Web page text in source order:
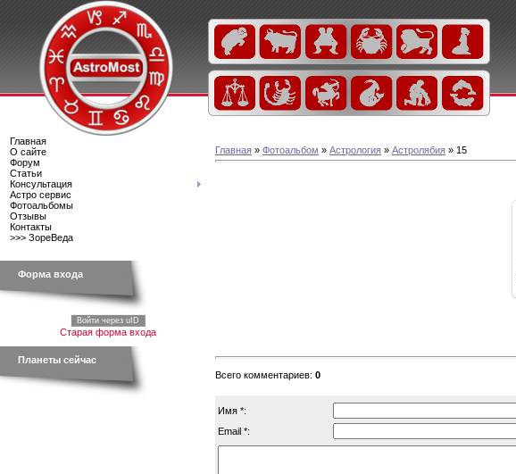
Главная
О сайте
Форум
Статьи
Консультация
Астро сервис
Фотоальбомы
Отзывы
Контакты
>>> ЗореВеда
Форма входа
Войти через uID
Старая форма входа
Планеты сейчас
Главная » Фотоальбом » Астрология » Астролябия » 15
Всего комментариев: 0
Имя *:
Email *: